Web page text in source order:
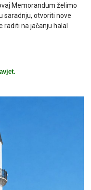
Memorandum želimo
saradnju, otvoriti nove
raditi na jačanju halal